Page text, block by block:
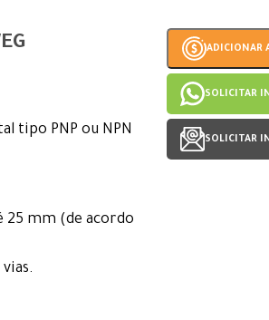
tipo PNP ou NPN
25 mm (de acordo
ADICIONAR
SOLICITAR
SOLICITAR